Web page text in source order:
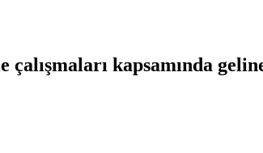
çalışmaları kapsamında